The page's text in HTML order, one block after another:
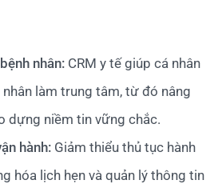
nhân: CRM y tế giúp cá nhân
làm trung tâm, từ đó nâng
dựng niềm tin vững chắc.
hành: Giảm thiểu thủ tục hành
hóa lịch hẹn và quản lý thông tin